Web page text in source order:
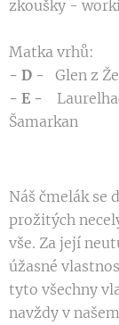
zkoušky -
Matka vrhů:
- D - Glen z
- E -
Šamarkan
Náš čmelák se
prožitých
vše. Za její
úžasné
tyto všechny
navždy v